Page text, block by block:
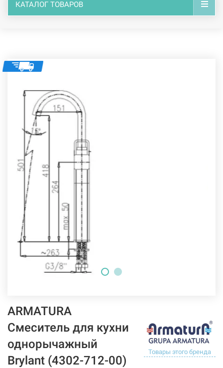
КАТАЛОГ ТОВАРОВ
ARMATURA
Смеситель для кухни
однорычажный
Brylant (4302-712-00)
Товары этого бренда